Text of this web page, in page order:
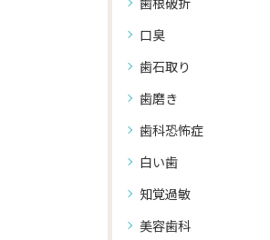
口臭
歯石取り
歯磨き
歯科恐怖症
白い歯
知覚過敏
美容歯科